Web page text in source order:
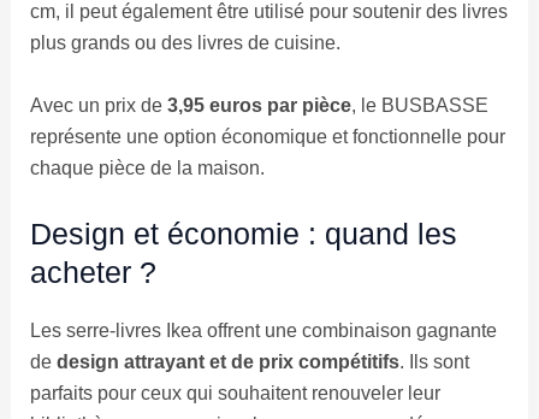
cm, il peut également être utilisé pour soutenir des livres
plus grands ou des livres de cuisine.
Avec un prix de 3,95 euros par pièce, le BUSBASSE
représente une option économique et fonctionnelle pour
chaque pièce de la maison.
Design et économie : quand les
acheter ?
Les serre-livres Ikea offrent une combinaison gagnante
de design attrayant et de prix compétitifs. Ils sont
parfaits pour ceux qui souhaitent renouveler leur